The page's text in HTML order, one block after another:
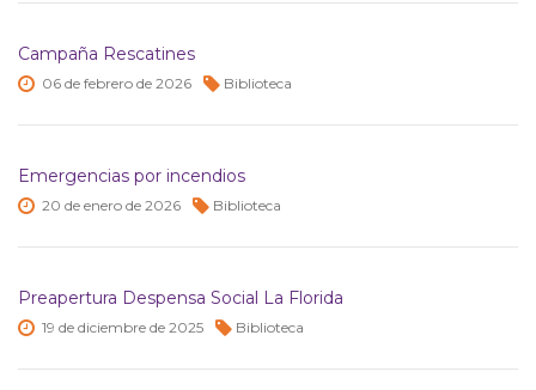
Campaña Rescatines
06 de febrero de 2026 Biblioteca
Emergencias por incendios
20 de enero de 2026 Biblioteca
Preapertura Despensa Social La Florida
19 de diciembre de 2025 Biblioteca